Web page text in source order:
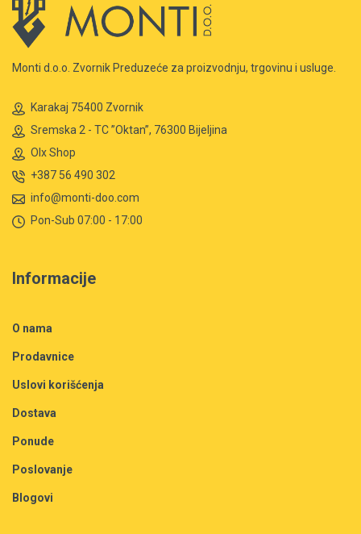
Monti d.o.o. Zvornik Preduzeće za proizvodnju, trgovinu i usluge.
Karakaj 75400 Zvornik
Sremska 2 - TC ”Oktan”, 76300 Bijeljina
Olx Shop
+387 56 490 302
info@monti-doo.com
Pon-Sub 07:00 - 17:00
Informacije
O nama
Prodavnice
Uslovi korišćenja
Dostava
Ponude
Poslovanje
Blogovi